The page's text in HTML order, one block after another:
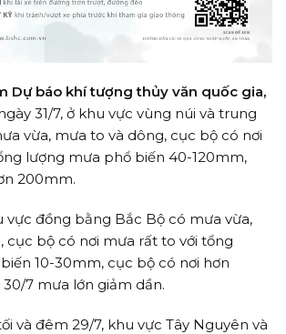
Dự báo khí tượng thủy văn quốc gia,
31/7, ở khu vực vùng núi và trung
vừa, mưa to và dông, cục bộ có nơi
lượng mưa phổ biến 40-120mm,
200mm.
vực đồng bằng Bắc Bộ có mưa vừa,
cục bộ có nơi mưa rất to với tổng
10-30mm, cục bộ có nơi hơn
7 mưa lớn giảm dần.
và đêm 29/7, khu vực Tây Nguyên và